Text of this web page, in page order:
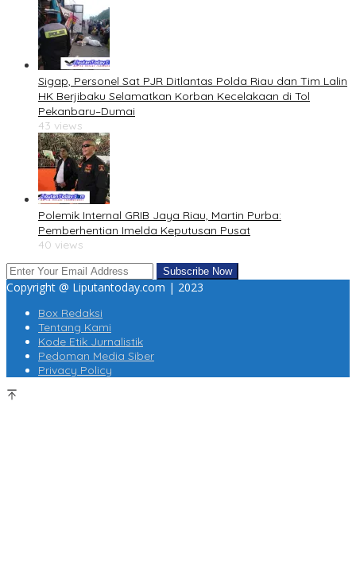
Sigap, Personel Sat PJR Ditlantas Polda Riau dan Tim Lalin
HK Berjibaku Selamatkan Korban Kecelakaan di Tol
Pekanbaru–Dumai
43 views
Polemik Internal GRIB Jaya Riau, Martin Purba:
Pemberhentian Imelda Keputusan Pusat
40 views
Copyright @ Liputantoday.com | 2023
Box Redaksi
Tentang Kami
Kode Etik Jurnalistik
Pedoman Media Siber
Privacy Policy